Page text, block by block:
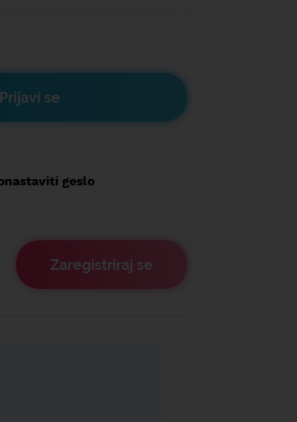
geslo
Zaregistriraj se